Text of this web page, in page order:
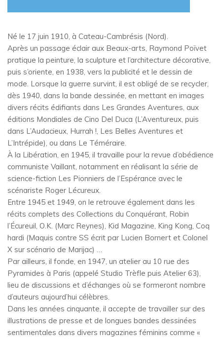
Né le 17 juin 1910, à Cateau-Cambrésis (Nord).
Après un passage éclair aux Beaux-arts, Raymond Poïvet
pratique la peinture, la sculpture et l’architecture décorative,
puis s’oriente, en 1938, vers la publicité et le dessin de
mode. Lorsque la guerre survint, il est obligé de se recycler,
dès 1940, dans la bande dessinée, en mettant en images
divers récits édifiants dans Les Grandes Aventures, aux
éditions Mondiales de Cino Del Duca (L’Aventureux, puis
dans L’Audacieux, Hurrah !, Les Belles Aventures et
L’Intrépide), ou dans Le Téméraire.
À la Libération, en 1945, il travaille pour la revue d’obédience
communiste Vaillant, notamment en réalisant la série de
science-fiction Les Pionniers de l’Espérance avec le
scénariste Roger Lécureux.
Entre 1945 et 1949, on le retrouve également dans les
récits complets des Collections du Conquérant, Robin
l’Écureuil, O.K. (Marc Reynes), Kid Magazine, King Kong, Coq
hardi (Maquis contre SS écrit par Lucien Bornert et Colonel
X sur scénario de Marijac) …
Par ailleurs, il fonde, en 1947, un atelier au 10 rue des
Pyramides à Paris (appelé Studio Trèfle puis Atelier 63),
lieu de discussions et d’échanges où se formeront nombre
d’auteurs aujourd’hui célèbres.
Dans les années cinquante, il accepte de travailler sur des
illustrations de presse et de longues bandes dessinées
sentimentales dans divers magazines féminins comme «